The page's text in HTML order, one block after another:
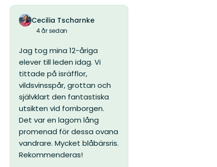
Cecilia Tscharnke
4 år sedan
Jag tog mina 12-åriga
elever till leden idag. Vi
tittade på isräfflor,
vildsvinsspår, grottan och
självklart den fantastiska
utsikten vid fornborgen.
Det var en lagom lång
promenad för dessa ovana
vandrare. Mycket blåbärsris.
Rekommenderas!